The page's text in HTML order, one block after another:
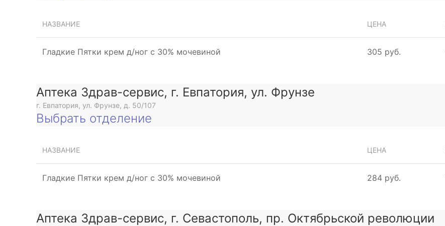
НАЗВАНИЕ ЦЕНА
Гладкие Пятки крем д/ног с 30% мочевиной 305 руб.
Аптека Здрав-сервис, г. Евпатория, ул. Фрунзе
г. Евпатория, ул. Фрунзе, д. 50/107
Выбрать отделение
НАЗВАНИЕ ЦЕНА
Гладкие Пятки крем д/ног с 30% мочевиной 284 руб.
Аптека Здрав-сервис, г. Севастополь, пр. Октябрьской революции